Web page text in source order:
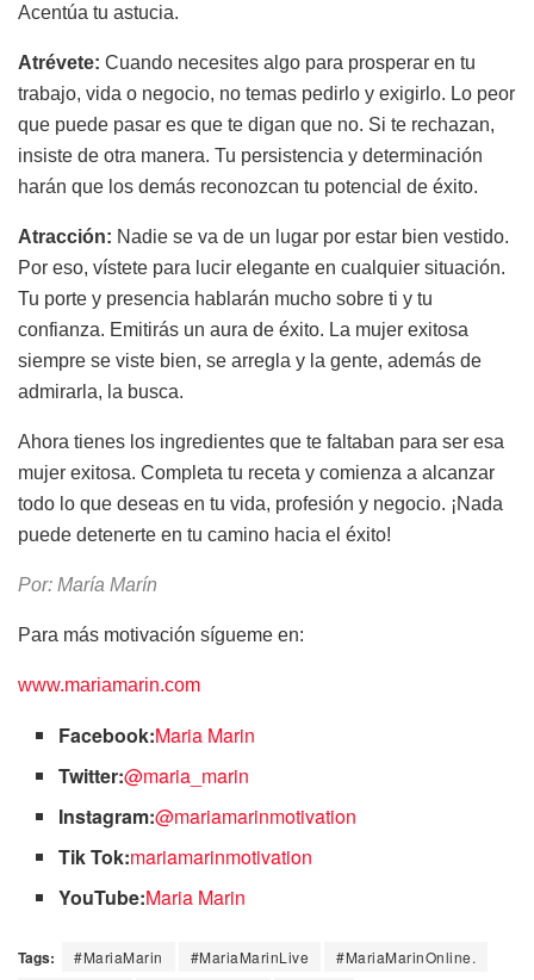
Acentúa tu astucia.
Atrévete: Cuando necesites algo para prosperar en tu
trabajo, vida o negocio, no temas pedirlo y exigirlo. Lo peor
que puede pasar es que te digan que no. Si te rechazan,
insiste de otra manera. Tu persistencia y determinación
harán que los demás reconozcan tu potencial de éxito.
Atracción: Nadie se va de un lugar por estar bien vestido.
Por eso, vístete para lucir elegante en cualquier situación.
Tu porte y presencia hablarán mucho sobre ti y tu
confianza. Emitirás un aura de éxito. La mujer exitosa
siempre se viste bien, se arregla y la gente, además de
admirarla, la busca.
Ahora tienes los ingredientes que te faltaban para ser esa
mujer exitosa. Completa tu receta y comienza a alcanzar
todo lo que deseas en tu vida, profesión y negocio. ¡Nada
puede detenerte en tu camino hacia el éxito!
Por: María Marín
Para más motivación sígueme en:
www.mariamarin.com
Facebook:Maria Marin
Twitter:@maria_marin
Instagram:@mariamarinmotivation
Tik Tok:mariamarinmotivation
YouTube:Maria Marin
Tags: #MariaMarin #MariaMarinLive
#MariaMarinOnline.